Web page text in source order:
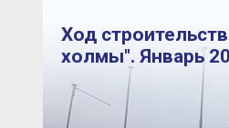
Ход
холмы". Январь